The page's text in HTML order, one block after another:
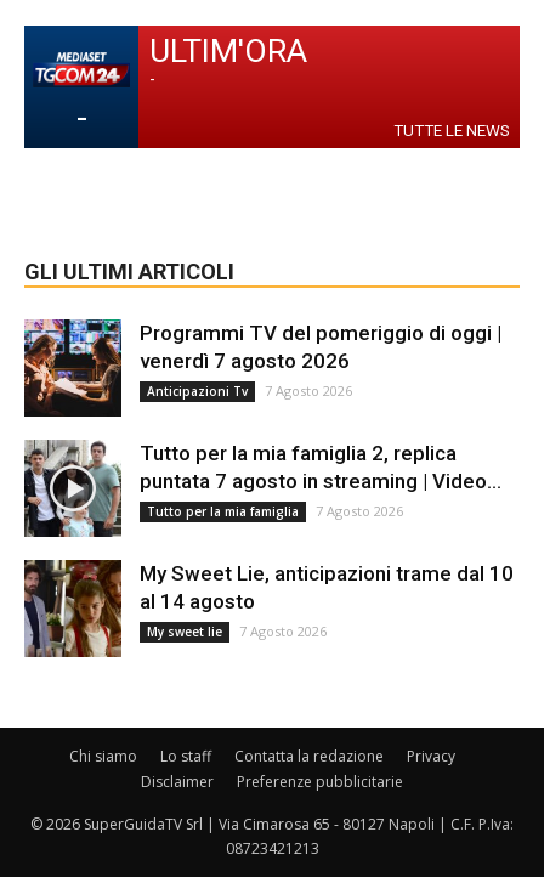
-
ULTIM'ORA
-
TUTTE LE NEWS
GLI ULTIMI ARTICOLI
Programmi TV del pomeriggio di oggi |
venerdì 7 agosto 2026
Anticipazioni Tv 7 Agosto 2026
Tutto per la mia famiglia 2, replica
puntata 7 agosto in streaming | Video...
Tutto per la mia famiglia 7 Agosto 2026
My Sweet Lie, anticipazioni trame dal 10
al 14 agosto
My sweet lie 7 Agosto 2026
Chi siamo Lo staff Contatta la redazione
Privacy
Disclaimer
Preferenze pubblicitarie
© 2026 SuperGuidaTV Srl | Via Cimarosa 65 - 80127 Napoli | C.F. P.Iva:
08723421213